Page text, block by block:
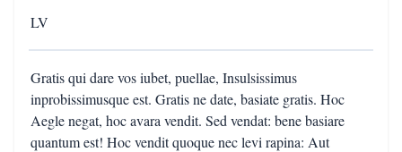
LV
Gratis qui dare vos iubet, puellae, Insulsissimus
inprobissimusque est. Gratis ne date, basiate gratis. Hoc
Aegle negat, hoc avara vendit. Sed vendat: bene basiare
quantum est! Hoc vendit quoque nec levi rapina: Aut